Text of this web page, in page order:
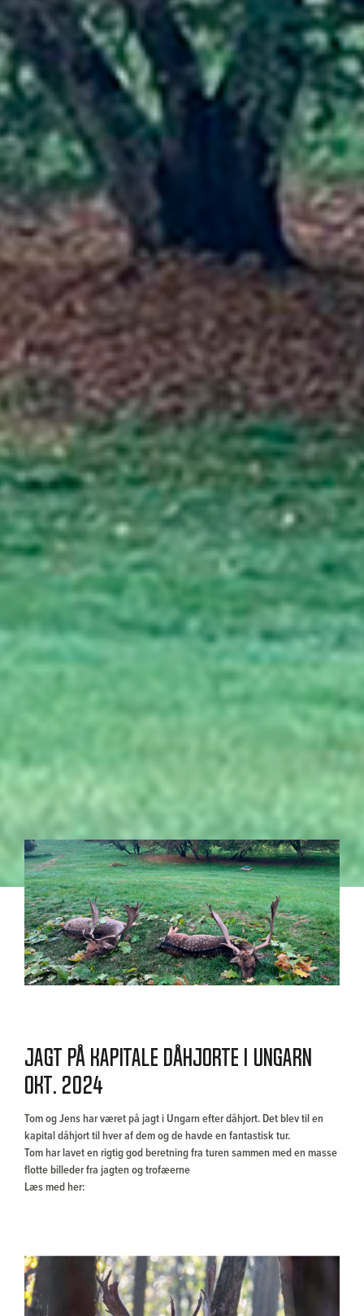
Jagt på kapitale dåhjorte i Ungarn
okt. 2024
Tom og Jens har været på jagt i Ungarn efter dåhjort. Det blev til en
kapital dåhjort til hver af dem og de havde en fantastisk tur.
Tom har lavet en rigtig god beretning fra turen sammen med en masse
flotte billeder fra jagten og trofæerne
Læs med her: